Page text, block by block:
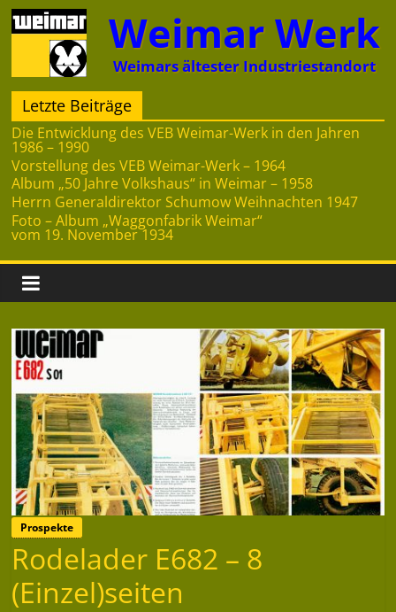
Zum
Inhalt
springen
Weimar Werk
Weimars ältester Industriestandort
Letzte Beiträge
Die Entwicklung des VEB Weimar-Werk in den Jahren
1986 – 1990
Vorstellung des VEB Weimar-Werk – 1964
Album „50 Jahre Volkshaus“ in Weimar – 1958
Herrn Generaldirektor Schumow Weihnachten 1947
Foto – Album „Waggonfabrik Weimar“
vom 19. November 1934
Prospekte
Rodelader E682 – 8
(Einzel)seiten